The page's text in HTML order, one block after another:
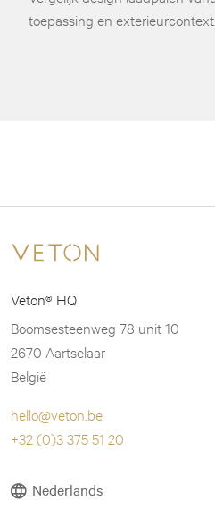
toepassing en exterieurcontext.
Veton® HQ
Boomsesteenweg 78 unit 10
2670 Aartselaar
België
hello@veton.be
+32 (0)3 375 51 20
Nederlands